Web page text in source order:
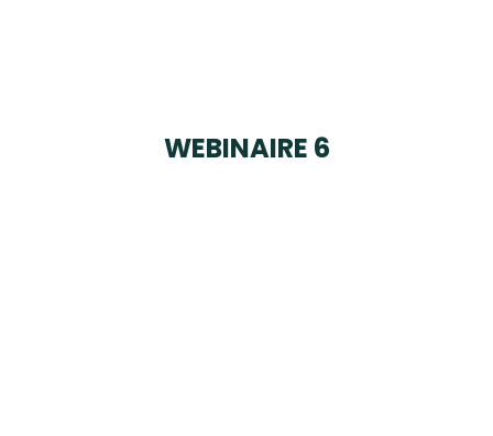
WEBINAIRE 6